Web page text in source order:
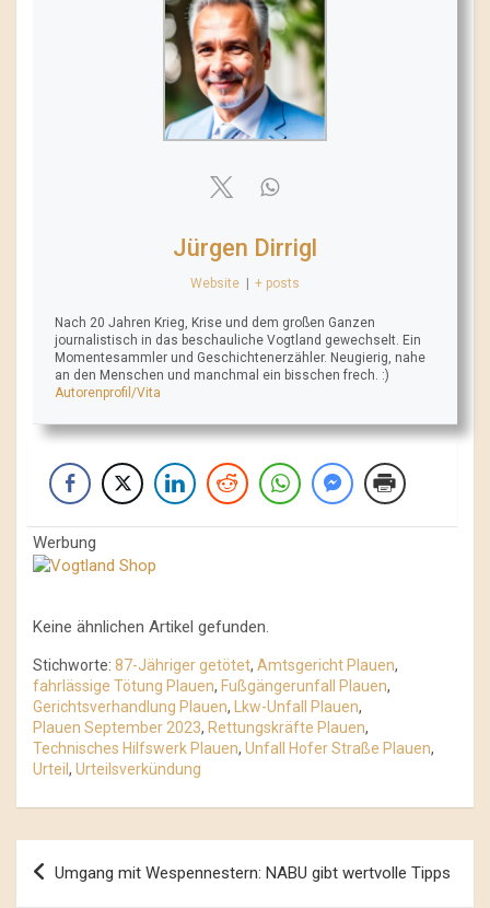
Jürgen Dirrigl
Website | + posts
Nach 20 Jahren Krieg, Krise und dem großen Ganzen
journalistisch in das beschauliche Vogtland gewechselt. Ein
Momentesammler und Geschichtenerzähler. Neugierig, nahe
an den Menschen und manchmal ein bisschen frech. :)
Autorenprofil/Vita
Werbung
Keine ähnlichen Artikel gefunden.
Stichworte: 87-Jähriger getötet, Amtsgericht Plauen,
fahrlässige Tötung Plauen, Fußgängerunfall Plauen,
Gerichtsverhandlung Plauen, Lkw-Unfall Plauen,
Plauen September 2023, Rettungskräfte Plauen,
Technisches Hilfswerk Plauen, Unfall Hofer Straße Plauen,
Urteil , Urteilsverkündung
Beitrags-
Navigation
Umgang mit Wespennestern: NABU gibt wertvolle Tipps